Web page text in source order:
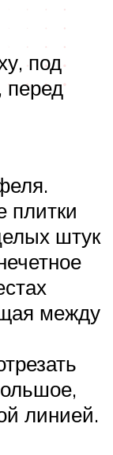
под
перед
плитки
штук
между
линией.